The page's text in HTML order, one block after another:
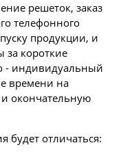
решеток, заказ
телефонного
продукции, и
короткие
- индивидуальный
времени на
окончательную
будет отличаться: